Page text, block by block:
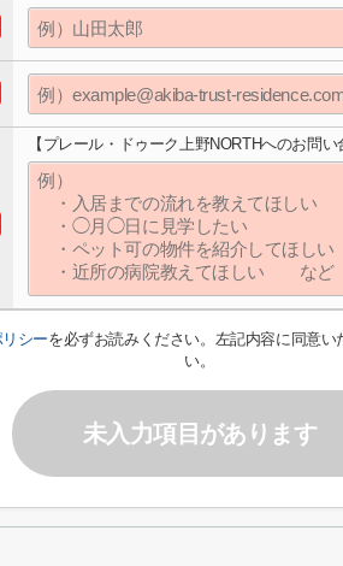
【プレール・ドゥーク上野NORTHへのお問い
シーを必ずお読みください。左記内容に同意
い。
未入力項目があります